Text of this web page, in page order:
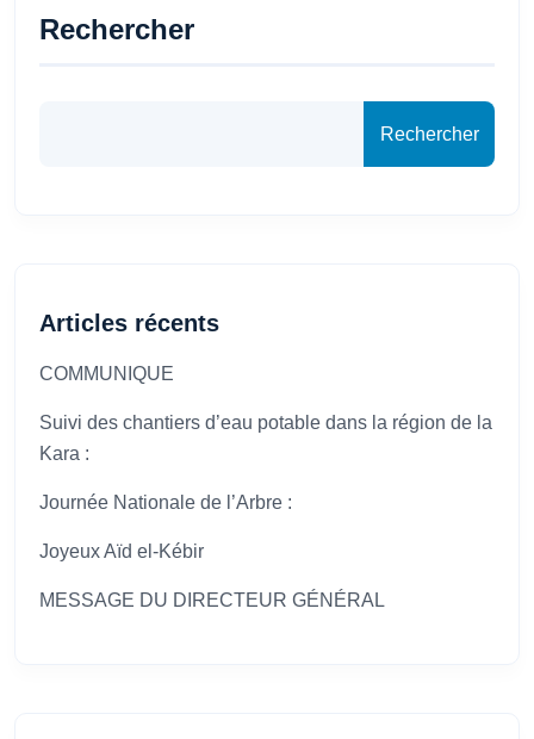
Rechercher
Rechercher
Articles récents
COMMUNIQUE
Suivi des chantiers d’eau potable dans la région de la
Kara :
Journée Nationale de l’Arbre :
Joyeux Aïd el-Kébir
MESSAGE DU DIRECTEUR GÉNÉRAL